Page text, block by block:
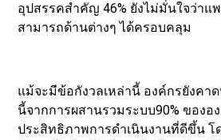
อุปสรรคสำคัญ 46% ยังไม่มั่นใจว่าแ
สามารถด้านต่างๆ ได้ครอบคลุม
แม้จะมีข้อกังวลเหล่านี้ องค์กรยังคา
นี้จากการผสานรวมระบบ90% ของอ
ประสิทธิภาพการดำเนินงานที่ดีขึ้น โ